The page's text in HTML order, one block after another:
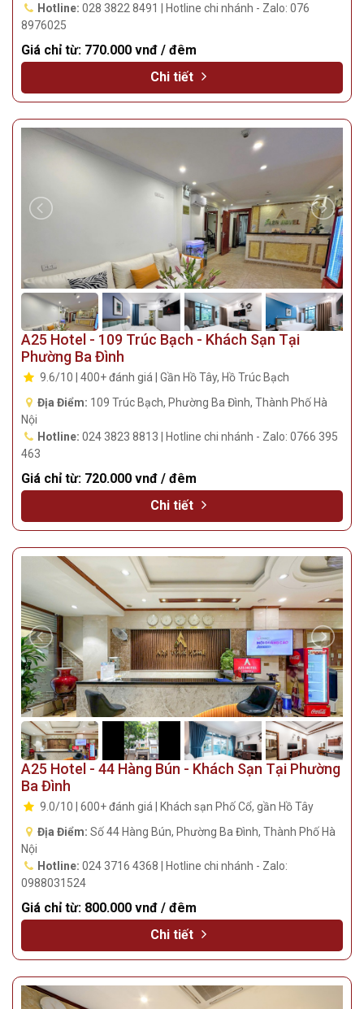
Hotline: 028 3822 8491 | Hotline chi nhánh - Zalo: 076
8976025
Giá chỉ từ: 770.000 vnđ / đêm
Chi tiết
A25 Hotel - 109 Trúc Bạch - Khách Sạn Tại
Phường Ba Đình
9.6/10 | 400+ đánh giá | Gần Hồ Tây, Hồ Trúc Bạch
Địa Điểm: 109 Trúc Bạch, Phường Ba Đình, Thành Phố Hà
Nội
Hotline: 024 3823 8813 | Hotline chi nhánh - Zalo: 0766 395
463
Giá chỉ từ: 720.000 vnđ / đêm
Chi tiết
A25 Hotel - 44 Hàng Bún - Khách Sạn Tại Phường
Ba Đình
9.0/10 | 600+ đánh giá | Khách sạn Phố Cổ, gần Hồ Tây
Địa Điểm: Số 44 Hàng Bún, Phường Ba Đình, Thành Phố Hà
Nội
Hotline: 024 3716 4368 | Hotline chi nhánh - Zalo:
0988031524
Giá chỉ từ: 800.000 vnđ / đêm
Chi tiết